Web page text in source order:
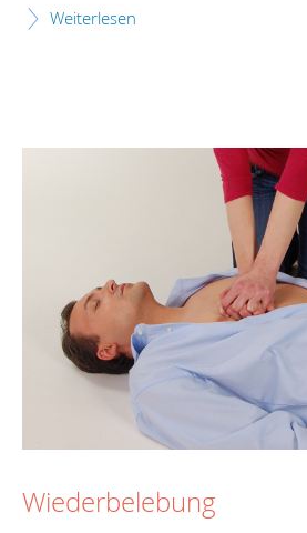
Weiterlesen
Wiederbelebung